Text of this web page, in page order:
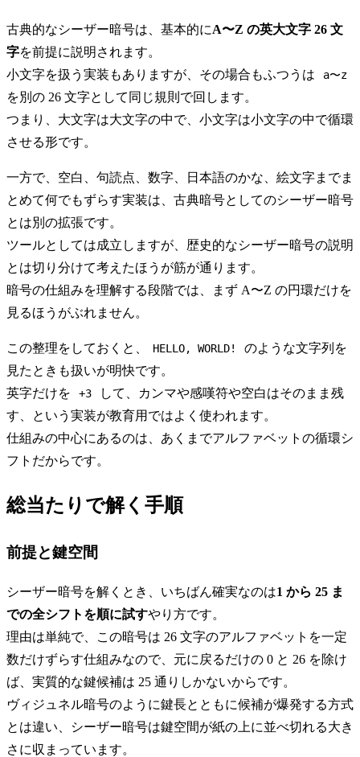
古典的なシーザー暗号は、基本的にA〜Z の英大文字 26 文
字を前提に説明されます。
小文字を扱う実装もありますが、その場合もふつうは
a〜z
を別の 26 文字として同じ規則で回します。
つまり、大文字は大文字の中で、小文字は小文字の中で循環
させる形です。
一方で、空白、句読点、数字、日本語のかな、絵文字までま
とめて何でもずらす実装は、古典暗号としてのシーザー暗号
とは別の拡張です。
ツールとしては成立しますが、歴史的なシーザー暗号の説明
とは切り分けて考えたほうが筋が通ります。
暗号の仕組みを理解する段階では、まず A〜Z の円環だけを
見るほうがぶれません。
この整理をしておくと、 HELLO, WORLD!
のような文字列を
見たときも扱いが明快です。
英字だけを
+3
して、カンマや感嘆符や空白はそのまま残
す、という実装が教育用ではよく使われます。
仕組みの中心にあるのは、あくまでアルファベットの循環シ
フトだからです。
総当たりで解く手順
前提と鍵空間
シーザー暗号を解くとき、いちばん確実なのは1 から 25 ま
での全シフトを順に試すやり方です。
理由は単純で、この暗号は 26 文字のアルファベットを一定
数だけずらす仕組みなので、元に戻るだけの 0 と 26 を除け
ば、実質的な鍵候補は 25 通りしかないからです。
ヴィジュネル暗号のように鍵長とともに候補が爆発する方式
とは違い、シーザー暗号は鍵空間が紙の上に並べ切れる大き
さに収まっています。